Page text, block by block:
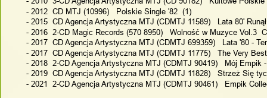
- 2012  CD MTJ (10996)   Polskie Single '82  (1)
- 2015  CD Agencja Artystyczna MTJ (CDMTJ 11589)   Lata 80'
- 2016  2-CD Magic Records (570 8950)   Wolność w Muzyce Vol.3
- 2017  CD Agencja Artystyczna MTJ (CDMTJ 699359)   Lata '80 -
- 2017  CD Agencja Artystyczna MTJ (CDMTJ 11775)   The Very
- 2018  2-CD Agencja Artystyczna MTJ (CDMTJ 90419)   Mój
- 2019  CD Agencja Artystyczna MTJ (CDMTJ 11828)   Strzeż Się
- 2021  2-CD Agencja Artystyczna MTJ (CDMTJ 90461)   Empik